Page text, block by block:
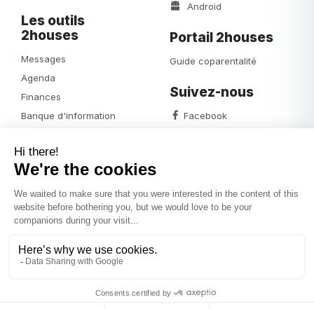
Les outils
2houses
Messages
Agenda
Finances
Banque d'information
Albums
Journal
Accès
Android
Portail 2houses
Guide coparentalité
Suivez-nous
Facebook
© 20262houses.com